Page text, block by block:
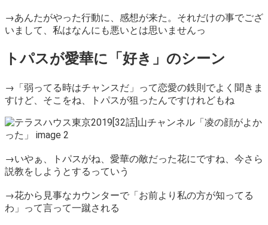
→あんたがやった行動に、感想が来た。それだけの事でござ
いまして、私はなんにも悪いとは思いませんっ
トパスが愛華に「好き」のシーン
→「弱ってる時はチャンスだ」って恋愛の鉄則でよく聞きま
すけど、そこをね、トパスが狙ったんですけれどもね
→いやぁ、トパスがね、愛華の敵だった花にですね、今さら
説教をしようとするっていう
→花から見事なカウンターで「お前より私の方が知ってる
わ」って言って一蹴される